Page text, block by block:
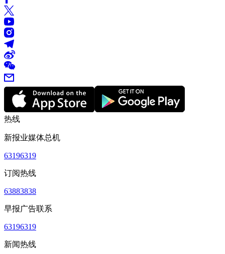
热线
新报业媒体总机
63196319
订阅热线
63883838
早报广告联系
63196319
新闻热线